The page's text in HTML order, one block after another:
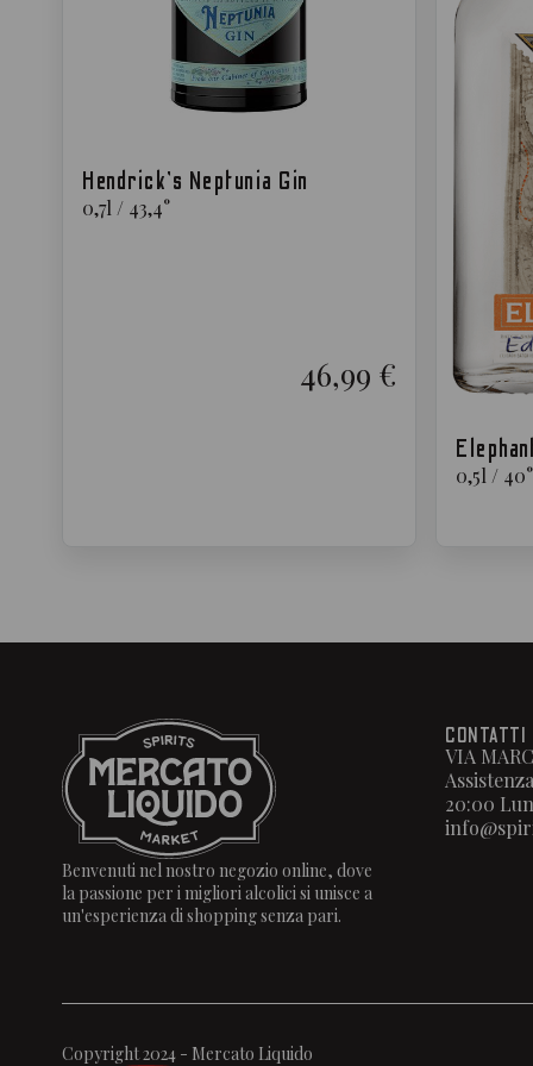
Hendrick’s Neptunia Gin
0,7l/ 43,4°
46,99 €
0,5l/ 40°
Benvenuti nel nostro negozio online, dove
la passione per i migliori alcolici si unisce a
un'esperienza di shopping senza pari.
CONTATTI
VIA
20:00
Copyright 2024 - Mercato Liquido